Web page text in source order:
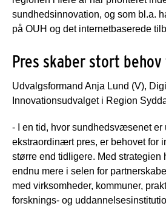
sundhedsinnovation, og som bl.a.
på OUH og det internetbaserede
Pres skaber stort
Udvalgsformand Anja Lund (V),
Innovationsudvalget i Region
- I en tid, hvor sundhedsvæsenet er
ekstraordinært pres, er behovet for
større end tidligere. Med
endnu mere i selen for
med virksomheder, kommuner,
forsknings- og